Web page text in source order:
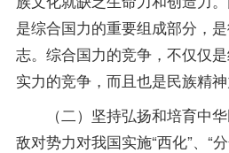
是综合国力的重要组成部分，
志。综合国力的竞争，不仅仅
实力的竞争，而且也是民族精神
（二）坚持弘扬和培育中华
敌对势力对我国实施“西化”、“分